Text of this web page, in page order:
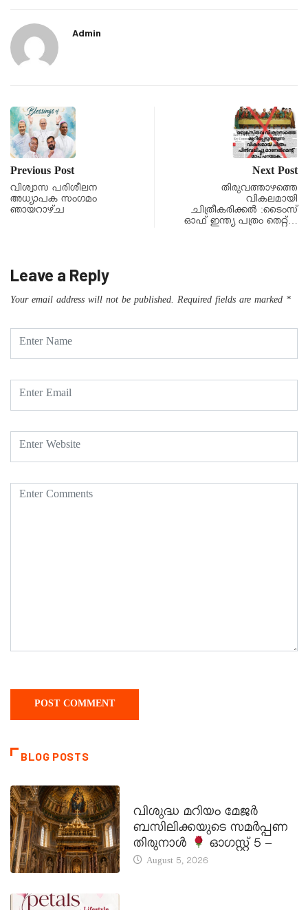
Admin
Previous Post
വിശ്വാസ പരിശീലന
അധ്യാപക സംഗമം
ഞായറാഴ്ച
Next Post
തിരുവത്താഴത്തെ
വികലമായി
ചിത്രീകരിക്കൽ :ടൈംസ്
ഓഫ് ഇന്ത്യ പത്രം തെറ്റ്…
Leave a Reply
Your email address will not be published. Required fields are marked *
BLOG POSTS
വിശുദ്ധ മറിയം മേജർ
ബസിലിക്കയുടെ സമർപ്പണ
തിരുനാൾ
ഓഗസ്റ്റ് 5 –
August 5, 2026